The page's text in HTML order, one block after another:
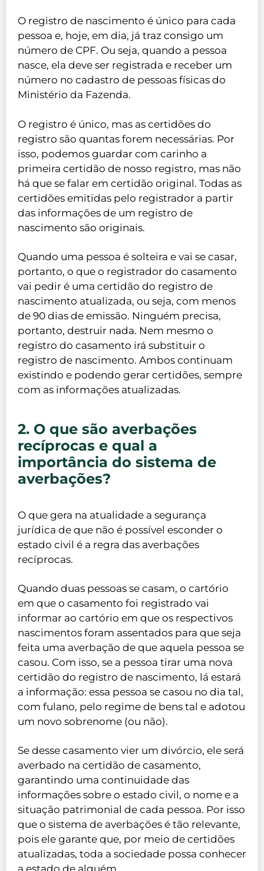
O registro de nascimento é único para cada
pessoa e, hoje, em dia, já traz consigo um
número de CPF. Ou seja, quando a pessoa
nasce, ela deve ser registrada e receber um
número no cadastro de pessoas físicas do
Ministério da Fazenda.
O registro é único, mas as certidões do
registro são quantas forem necessárias. Por
isso, podemos guardar com carinho a
primeira certidão de nosso registro, mas não
há que se falar em certidão original. Todas as
certidões emitidas pelo registrador a partir
das informações de um registro de
nascimento são originais.
Quando uma pessoa é solteira e vai se casar,
portanto, o que o registrador do casamento
vai pedir é uma certidão do registro de
nascimento atualizada, ou seja, com menos
de 90 dias de emissão. Ninguém precisa,
portanto, destruir nada. Nem mesmo o
registro do casamento irá substituir o
registro de nascimento. Ambos continuam
existindo e podendo gerar certidões, sempre
com as informações atualizadas.
2. O que são averbações
recíprocas e qual a
importância do sistema de
averbações?
O que gera na atualidade a segurança
jurídica de que não é possível esconder o
estado civil é a regra das averbações
recíprocas.
Quando duas pessoas se casam, o cartório
em que o casamento foi registrado vai
informar ao cartório em que os respectivos
nascimentos foram assentados para que seja
feita uma averbação de que aquela pessoa se
casou. Com isso, se a pessoa tirar uma nova
certidão do registro de nascimento, lá estará
a informação: essa pessoa se casou no dia tal,
com fulano, pelo regime de bens tal e adotou
um novo sobrenome (ou não).
Se desse casamento vier um divórcio, ele será
averbado na certidão de casamento,
garantindo uma continuidade das
informações sobre o estado civil, o nome e a
situação patrimonial de cada pessoa. Por isso
que o sistema de averbações é tão relevante,
pois ele garante que, por meio de certidões
atualizadas, toda a sociedade possa conhecer